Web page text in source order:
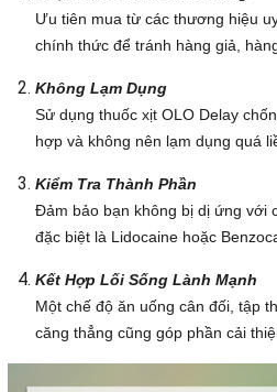
Ưu tiên mua từ các thương hiệu
chính thức để tránh hàng giả,
Không Lạm Dụng
Sử dụng thuốc xịt OLO Delay
hợp và không nên lạm dụng quá
Kiểm Tra Thành Phần
Đảm bảo bạn không bị dị ứng với
đặc biệt là Lidocaine hoặc
Kết Hợp Lối Sống Lành Mạnh
Một chế độ ăn uống cân đối, tập
căng thẳng cũng góp phần cải